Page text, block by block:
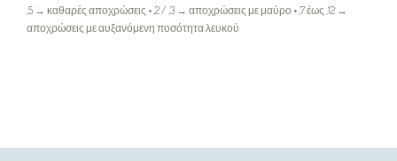
,5 → καθαρές αποχρώσεις • ,2 / ,3 → αποχρώσεις με μαύρο • ,7 έως ,12 →
αποχρώσεις με αυξανόμενη ποσότητα λευκού